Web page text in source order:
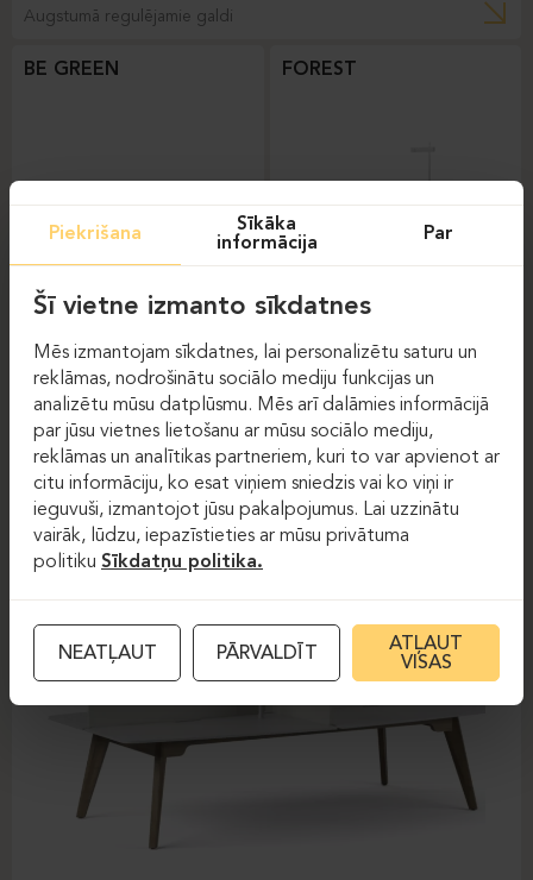
Augstumā regulējamie galdi
BE GREEN
galdi
FOREST
Biroja galdi
FOREST
Piekrišana
Sīkāka
informācija
Par
Šī vietne izmanto sīkdatnes
Mēs izmantojam sīkdatnes, lai personalizētu saturu un
reklāmas, nodrošinātu sociālo mediju funkcijas un
analizētu mūsu datplūsmu. Mēs arī dalāmies informācijā
par jūsu vietnes lietošanu ar mūsu sociālo mediju,
reklāmas un analītikas partneriem, kuri to var apvienot ar
citu informāciju, ko esat viņiem sniedzis vai ko viņi ir
ieguvuši, izmantojot jūsu pakalpojumus. Lai uzzinātu
vairāk, lūdzu, iepazīstieties ar mūsu privātuma
politiku Sīkdatņu politika.
NEATĻAUT PĀRVALDĪT
ATĻAUT
VISAS